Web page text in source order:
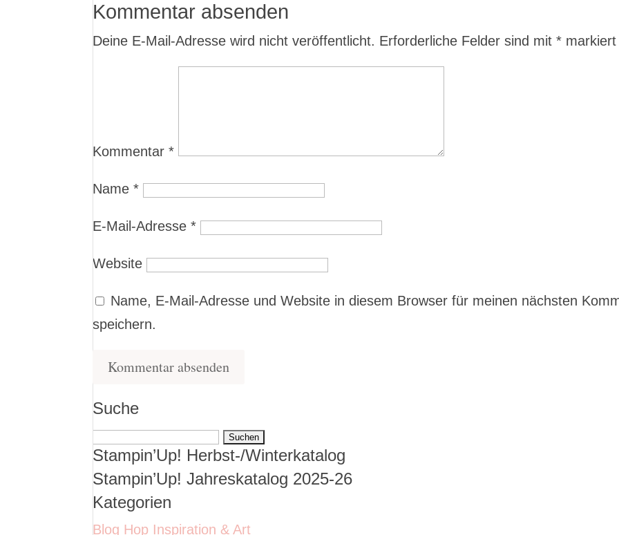
Kommentar absenden
Deine E-Mail-Adresse wird nicht veröffentlicht. Erforderliche Felder sind mit* markiert
Kommentar*
Name*
E-Mail-Adresse*
Website
Name, E-Mail-Adresse und Website in diesem Browser für meinen nächsten
speichern.
Suche
Suchen
nach:
Stampin’Up! Herbst-/Winterkatalog
Stampin’Up! Jahreskatalog 2025-26
Kategorien
Blog Hop Inspiration & Art